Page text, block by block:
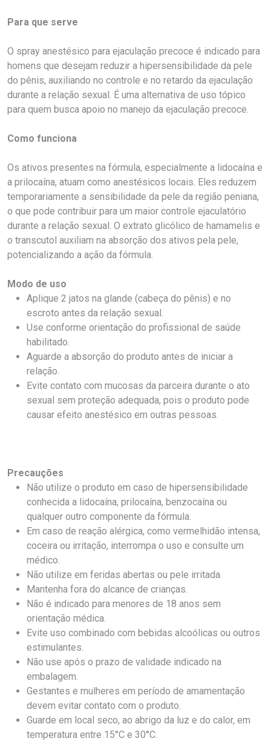
Para que serve
O spray anestésico para ejaculação precoce é indicado para
homens que desejam reduzir a hipersensibilidade da pele
do pênis, auxiliando no controle e no retardo da ejaculação
durante a relação sexual. É uma alternativa de uso tópico
para quem busca apoio no manejo da ejaculação precoce.
Como funciona
Os ativos presentes na fórmula, especialmente a lidocaína e
a prilocaína, atuam como anestésicos locais. Eles reduzem
temporariamente a sensibilidade da pele da região peniana,
o que pode contribuir para um maior controle ejaculatório
durante a relação sexual. O extrato glicólico de hamamelis e
o transcutol auxiliam na absorção dos ativos pela pele,
potencializando a ação da fórmula.
Modo de uso
Aplique 2 jatos na glande (cabeça do pênis) e no
escroto antes da relação sexual.
Use conforme orientação do profissional de saúde
habilitado.
Aguarde a absorção do produto antes de iniciar a
relação.
Evite contato com mucosas da parceira durante o ato
sexual sem proteção adequada, pois o produto pode
causar efeito anestésico em outras pessoas.
Precauções
Não utilize o produto em caso de hipersensibilidade
conhecida a lidocaína, prilocaína, benzocaína ou
qualquer outro componente da fórmula.
Em caso de reação alérgica, como vermelhidão intensa,
coceira ou irritação, interrompa o uso e consulte um
médico.
Não utilize em feridas abertas ou pele irritada.
Mantenha fora do alcance de crianças.
Não é indicado para menores de 18 anos sem
orientação médica.
Evite uso combinado com bebidas alcoólicas ou outros
estimulantes.
Não use após o prazo de validade indicado na
embalagem.
Gestantes e mulheres em período de amamentação
devem evitar contato com o produto.
Guarde em local seco, ao abrigo da luz e do calor, em
temperatura entre 15°C e 30°C.